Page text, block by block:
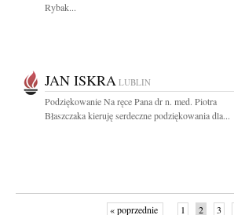
Rybak...
JAN ISKRA LUBLIN
Podziękowanie Na ręce Pana dr n. med. Piotra
Błaszczaka kieruję serdeczne podziękowania dla...
« poprzednie 1 2 3